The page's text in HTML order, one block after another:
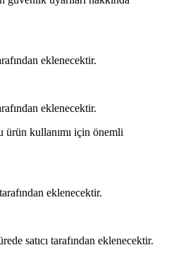
eklenecektir.
eklenecektir.
ürün kullanımı için önemli
eklenecektir.
satıcı tarafından eklenecektir.